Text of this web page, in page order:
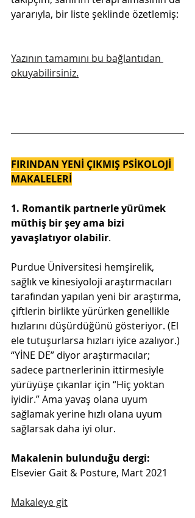
yararıyla, bir liste şeklinde özetlemiş:
Yazının tamamını bu bağlantıdan
okuyabilirsiniz.
FIRINDAN YENİ ÇIKMIŞ PSİKOLOJİ
MAKALELERİ
1. Romantik partnerle yürümek
müthiş bir şey ama bizi
yavaşlatıyor olabilir.
Purdue Üniversitesi hemşirelik,
sağlık ve kinesiyoloji araştırmacıları
tarafından yapılan yeni bir araştırma,
çiftlerin birlikte yürürken genellikle
hızlarını düşürdüğünü gösteriyor. (El
ele tutuşurlarsa hızları iyice azalıyor.)
“YİNE DE” diyor araştırmacılar;
sadece partnerlerinin ittirmesiyle
yürüyüşe çıkanlar için “Hiç yoktan
iyidir.” Ama yavaş olana uyum
sağlamak yerine hızlı olana uyum
sağlarsak daha iyi olur.
Makalenin bulunduğu dergi:
Elsevier Gait & Posture, Mart 2021
Makaleye git